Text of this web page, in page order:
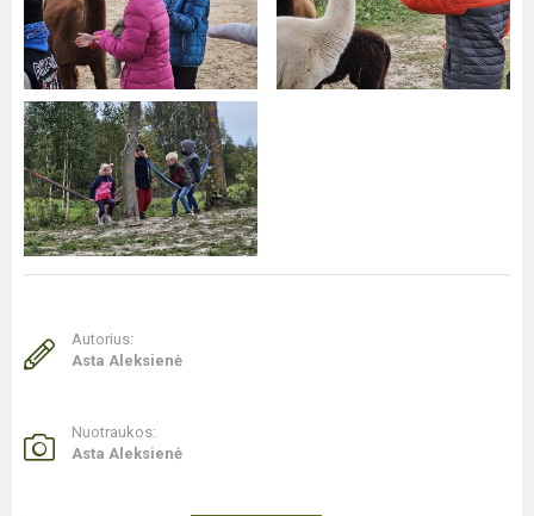
Autorius:
Asta Aleksienė
Nuotraukos:
Asta Aleksienė